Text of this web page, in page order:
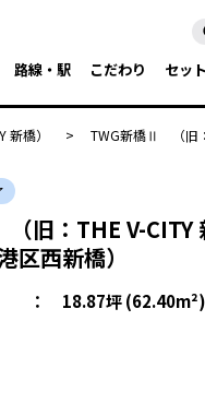
路線・駅 こだわり セッ
橋） > TWG新橋Ⅱ （旧
旧：THE V-CITY
区西新橋）
： 18.87坪 (62.40m²)